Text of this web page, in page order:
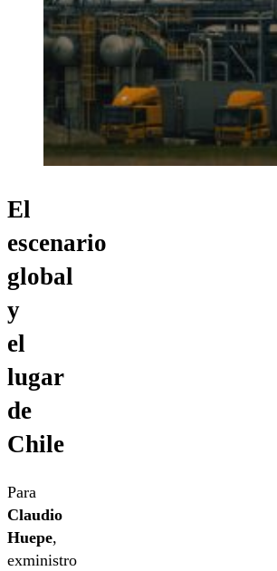
El
escenario
global
y
el
lugar
de
Chile
Para
Claudio
Huepe,
exministro